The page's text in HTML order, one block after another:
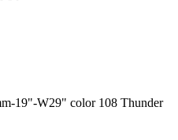
19"-W29" color 108 Thunder